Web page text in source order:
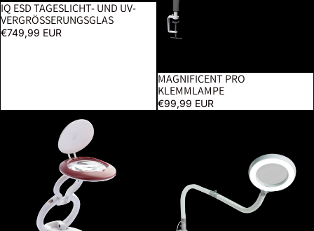
IQ ESD TAGESLICHT- UND UV-
VERGRÖSSERUNGSGLAS
€749,99 EUR
MAGNIFICENT PRO
KLEMMLAMPE
€99,99 EUR